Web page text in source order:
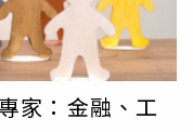
績效不如預期，通膨
財務壓力增加。徐佳
，貸款槓桿反而可能
通膨讓房貸愈欠愈划
還房貸，真的等於把
現BOYNEXTDOOR
日正式宣布確定於1月
會進場共襄盛舉，門
統開賣。得知台北
一時間跨海分享喜
家：金融、工